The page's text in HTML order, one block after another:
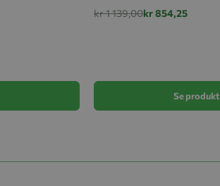
kr 1 139,00kr 854,25
Se produkt